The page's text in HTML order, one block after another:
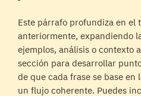
Este párrafo profundiza en el
anteriormente, expandiendo
ejemplos, análisis o contexto
sección para desarrollar
de que cada frase se base
un flujo coherente. Puedes